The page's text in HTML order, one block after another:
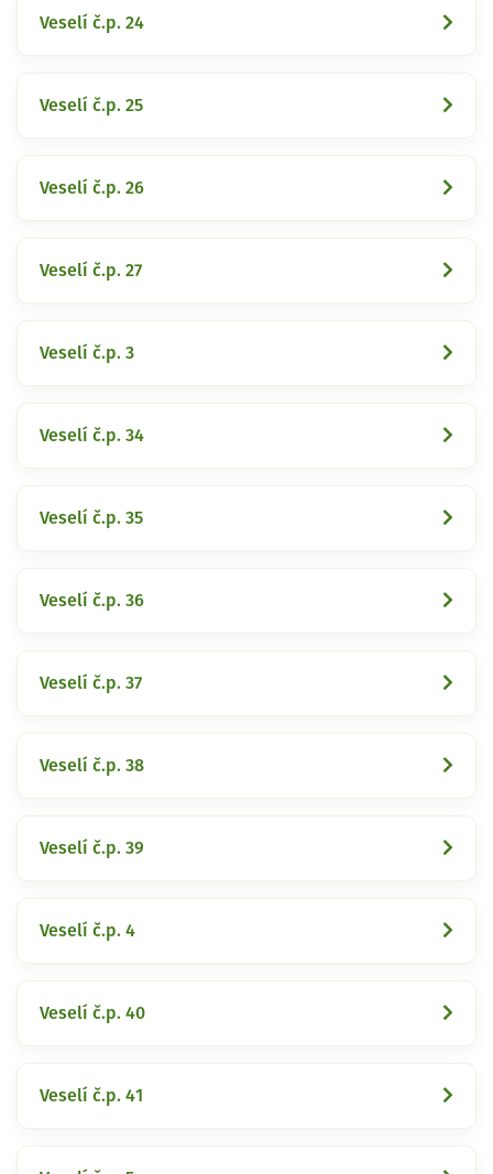
Veselí č.p. 24
Veselí č.p. 25
Veselí č.p. 26
Veselí č.p. 27
Veselí č.p. 3
Veselí č.p. 34
Veselí č.p. 35
Veselí č.p. 36
Veselí č.p. 37
Veselí č.p. 38
Veselí č.p. 39
Veselí č.p. 4
Veselí č.p. 40
Veselí č.p. 41